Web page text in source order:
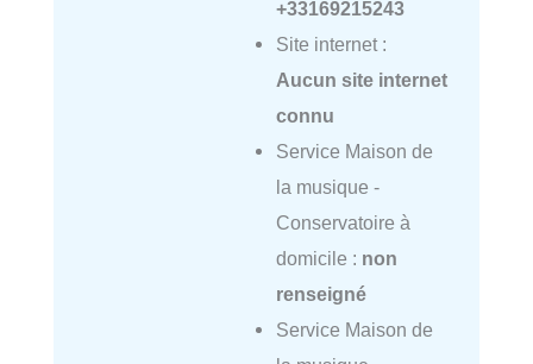
+33169215243
Site internet :
Aucun site internet
connu
Service Maison de
la musique -
Conservatoire à
domicile : non
renseigné
Service Maison de